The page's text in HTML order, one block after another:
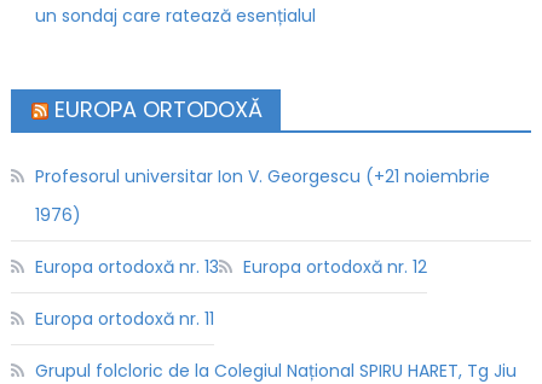
un sondaj care ratează esențialul
EUROPA ORTODOXĂ
Profesorul universitar Ion V. Georgescu (+21 noiembrie
1976)
Europa ortodoxă nr. 13 Europa ortodoxă nr. 12
Europa ortodoxă nr. 11
Grupul folcloric de la Colegiul Național SPIRU HARET, Tg Jiu